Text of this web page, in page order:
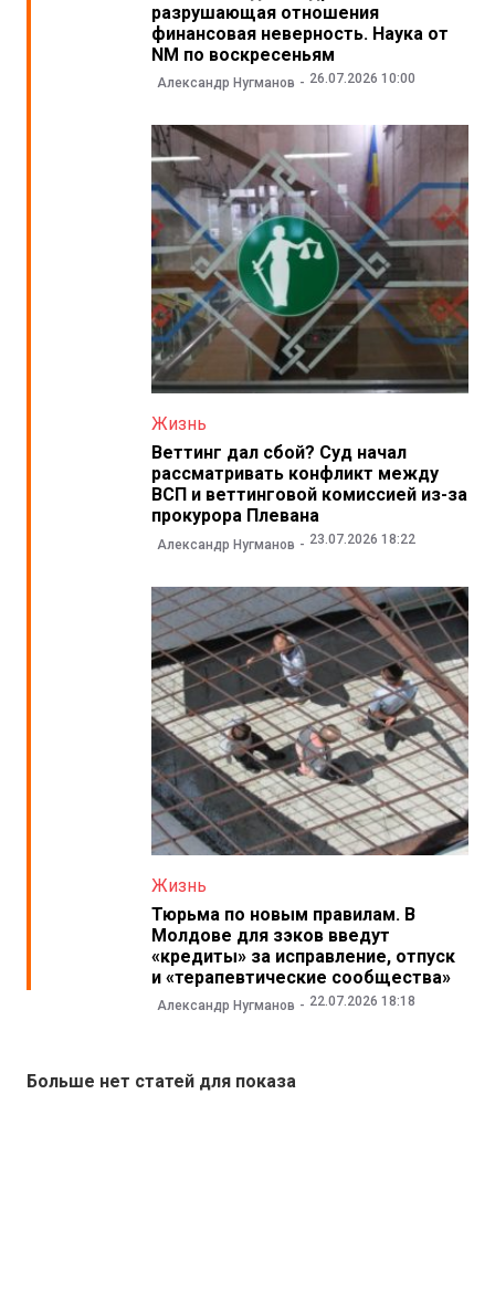
разрушающая отношения
финансовая неверность. Наука от
NM по воскресеньям
Александр Нугманов 26.07.2026 10:00
Жизнь
Веттинг дал сбой? Суд начал
рассматривать конфликт между
ВСП и веттинговой комиссией из-за
прокурора Плевана
Александр Нугманов 23.07.2026 18:22
Жизнь
Тюрьма по новым правилам. В
Молдове для зэков введут
«кредиты» за исправление, отпуск
и «терапевтические сообщества»
Александр Нугманов 22.07.2026 18:18
Больше нет статей для показа